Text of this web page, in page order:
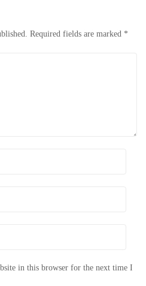
Required fields are marked *
in this browser for the next time I